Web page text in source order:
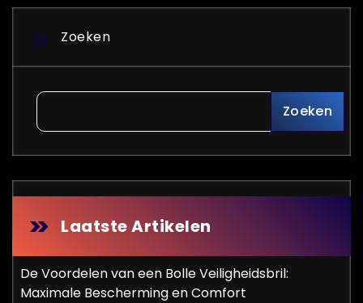
Zoeken
Zoeken
Laatste Artikelen
De Voordelen van een Bolle Veiligheidsbril:
Maximale Bescherming en Comfort